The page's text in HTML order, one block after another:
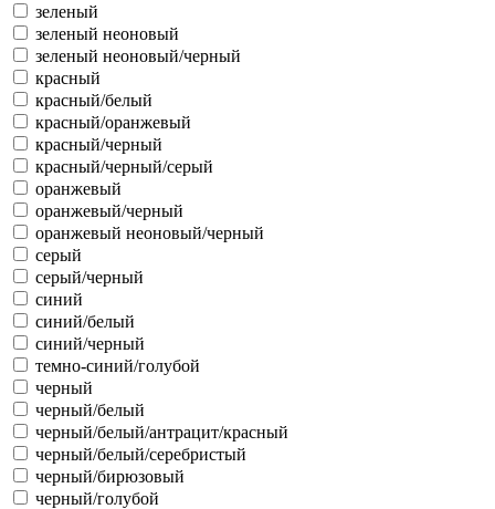
зеленый
зеленый неоновый
зеленый неоновый/черный
красный
красный/белый
красный/оранжевый
красный/черный
красный/черный/серый
оранжевый
оранжевый/черный
оранжевый неоновый/черный
серый
серый/черный
синий
синий/белый
синий/черный
темно-синий/голубой
черный
черный/белый
черный/белый/антрацит/красный
черный/белый/серебристый
черный/бирюзовый
черный/голубой